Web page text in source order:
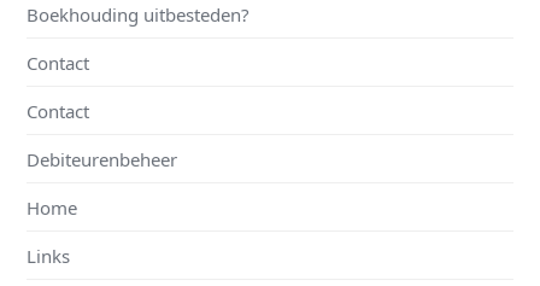
Boekhouding uitbesteden?
Contact
Contact
Debiteurenbeheer
Home
Links